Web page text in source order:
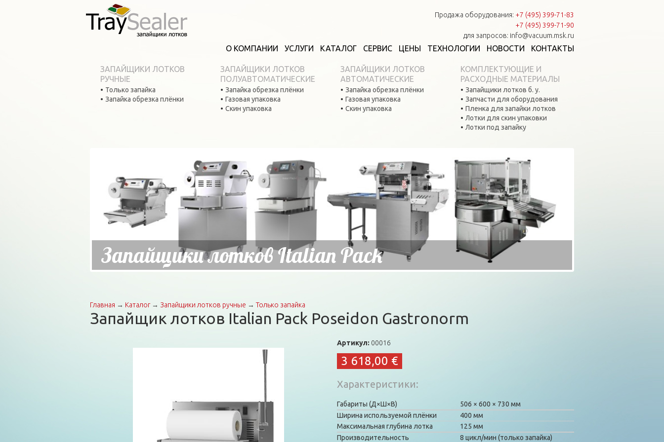
Продажа оборудования: +7 (495) 399-71-83
+7 (495) 399-71-90
для запросов: info@vacuum.msk.ru
О КОМПАНИИ УСЛУГИ КАТАЛОГ СЕРВИС ЦЕНЫ ТЕХНОЛОГИИ НОВОСТИ КОНТАКТЫ
ЗАПАЙЩИКИ ЛОТКОВ
РУЧНЫЕ
Только запайка
Запайка обрезка плёнки
ЗАПАЙЩИКИ ЛОТКОВ
ПОЛУАВТОМАТИЧЕСКИЕ
Запайка обрезка плёнки
Газовая упаковка
Скин упаковка
ЗАПАЙЩИКИ ЛОТКОВ
АВТОМАТИЧЕСКИЕ
Запайка обрезка плёнки
Газовая упаковка
Скин упаковка
КОМПЛЕКТУЮЩИЕ И
РАСХОДНЫЕ МАТЕРИАЛЫ
Запайщики лотков б. у.
Запчасти для оборудования
Пленка для запайки лотков
Лотки для скин упаковки
Лотки под запайку
Запайщики лотков Italian Pack
Вы здесь
Главная → Каталог→ Запайщики лотков ручные → Только запайка
Запайщик лотков Italian Pack Poseidon Gastronorm
Артикул: 00016
3 618,00 €
Характеристики
Габариты (Д×Ш×В) 506 600
730 мм
Ширина используемой плёнки
400 мм
Максимальная глубина лотка
125 мм
Производительность
8 цикл/мин (только запайка)